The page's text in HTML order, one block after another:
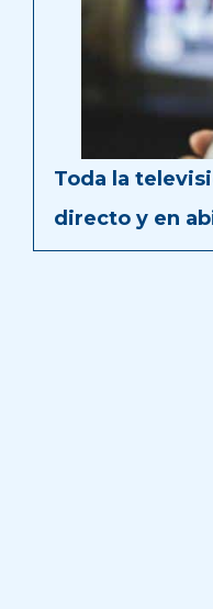
Toda la
directo y en